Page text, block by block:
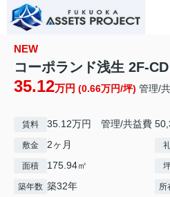
NEW
コーポランド浅生 2F-CD
35.12万円 (0.66万円/坪) 管理/
賃料 35.12万円 管理/共益費
敷金 2ヶ月
面積 175.94㎡
築年数 築32年 所